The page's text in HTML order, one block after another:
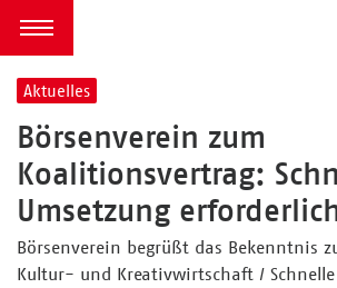
zum Inhalt springen
Menü öffnen
Aktuelles
Börsenverein zum
Koalitionsvertrag:
Umsetzung
Börsenverein begrüßt das Bekenntnis
Kultur- und Kreativwirtschaft / Schnelle